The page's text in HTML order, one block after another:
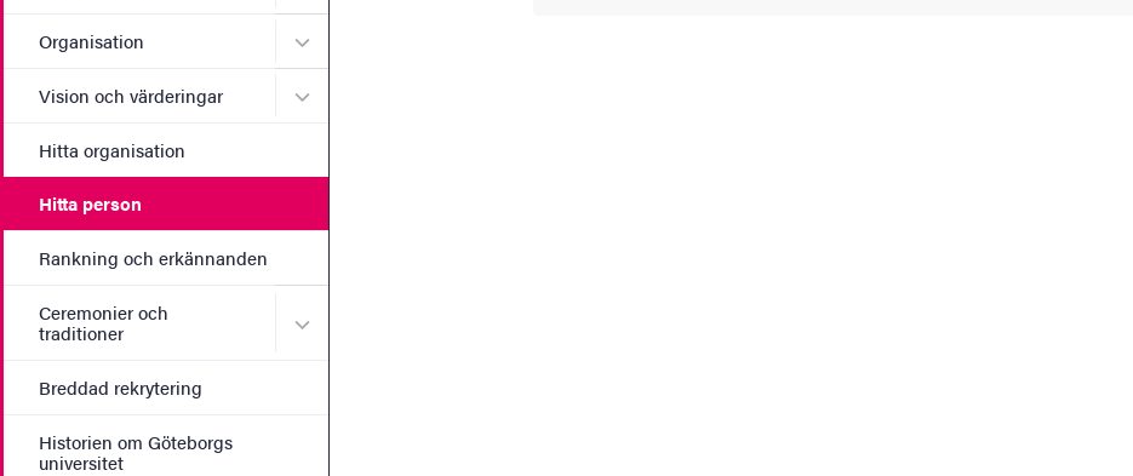
Organisation Undermeny för Organisation
Vision och värderingar Undermeny för Vision och värderingar
Hitta organisation
Hitta person
Rankning och erkännanden
Ceremonier och
traditioner
Undermeny för Ceremonier och traditioner
Breddad rekrytering
Historien om Göteborgs
universitet